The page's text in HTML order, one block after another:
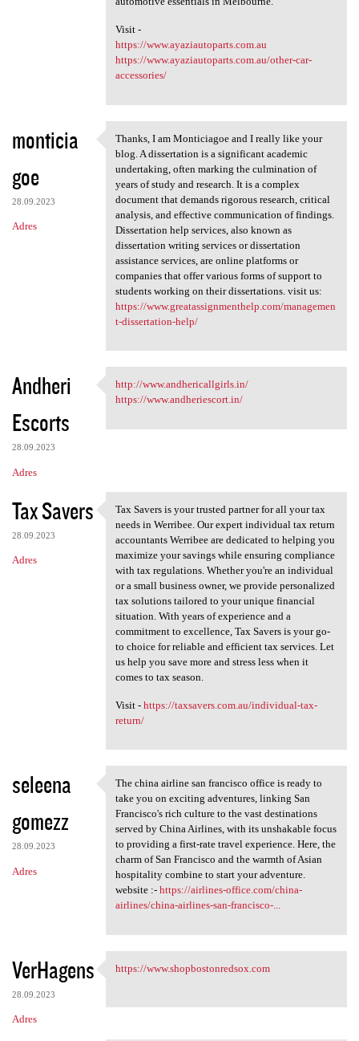
Visit -
https://www.ayaziautoparts.com.au
https://www.ayaziautoparts.com.au/other-car-
accessories/
monticia
goe
28.09.2023
Adres
Thanks, I am Monticiagoe and
Thanks, I am Monticiagoe and I really like your
blog. A dissertation is a significant academic
undertaking, often marking the culmination of
years of study and research. It is a complex
document that demands rigorous research, critical
analysis, and effective communication of findings.
Dissertation help services, also known as
dissertation writing services or dissertation
assistance services, are online platforms or
companies that offer various forms of support to
students working on their dissertations. visit us:
https://www.greatassignmenthelp.com/managemen
t-dissertation-help/
Andheri
Escorts
28.09.2023
Adres
http://www.andhericallgirls
http://www.andhericallgirls.in/
https://www.andheriescort.in/
Tax Savers
28.09.2023
Adres
Tax Savers is your trusted
Tax Savers is your trusted partner for all your tax
needs in Werribee. Our expert individual tax return
accountants Werribee are dedicated to helping you
maximize your savings while ensuring compliance
with tax regulations. Whether you're an individual
or a small business owner, we provide personalized
tax solutions tailored to your unique financial
situation. With years of experience and a
commitment to excellence, Tax Savers is your go-
to choice for reliable and efficient tax services. Let
us help you save more and stress less when it
comes to tax season.
Visit - https://taxsavers.com.au/individual-tax-
return/
seleena
gomezz
28.09.2023
Adres
The china airline san
The china airline san francisco office is ready to
take you on exciting adventures, linking San
Francisco's rich culture to the vast destinations
served by China Airlines, with its unshakable focus
to providing a first-rate travel experience. Here, the
charm of San Francisco and the warmth of Asian
hospitality combine to start your adventure.
website :- https://airlines-office.com/china-
airlines/china-airlines-san-francisco-...
VerHagens
28.09.2023
Adres
https://www.shopbostonredsox
https://www.shopbostonredsox.com